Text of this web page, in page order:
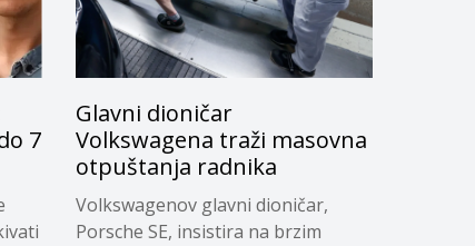
7
Glavni dioničar
Volkswagena traži masovna
otpuštanja radnika
Volkswagenov glavni dioničar,
Porsche SE, insistira na brzim